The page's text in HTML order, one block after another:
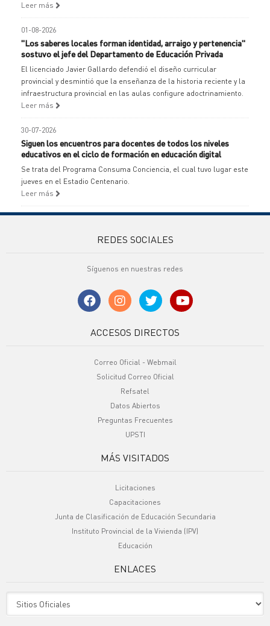
Leer más
01-08-2026
"Los saberes locales forman identidad, arraigo y pertenencia"
sostuvo el jefe del Departamento de Educación Privada
El licenciado Javier Gallardo defendió el diseño curricular
provincial y desmintió que la enseñanza de la historia reciente y la
infraestructura provincial en las aulas configure adoctrinamiento.
Leer más
30-07-2026
Siguen los encuentros para docentes de todos los niveles
educativos en el ciclo de formación en educación digital
Se trata del Programa Consuma Conciencia, el cual tuvo lugar este
jueves en el Estadio Centenario.
Leer más
REDES SOCIALES
Síguenos en nuestras redes
ACCESOS DIRECTOS
Correo Oficial - Webmail
Solicitud Correo Oficial
Refsatel
Datos Abiertos
Preguntas Frecuentes
UPSTI
MÁS VISITADOS
Licitaciones
Capacitaciones
Junta de Clasificación de Educación Secundaria
Instituto Provincial de la Vivienda (IPV)
Educación
ENLACES